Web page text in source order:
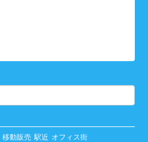
移動販売 駅近 オフィス街